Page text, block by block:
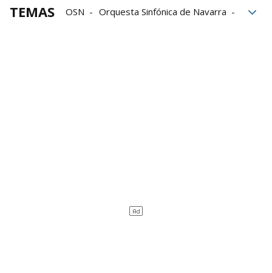
TEMAS OSN
Orquesta Sinfónica de Navarra